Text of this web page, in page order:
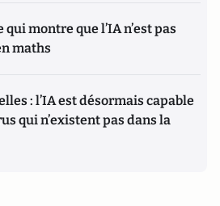
montre que l’IA n’est pas
maths
: l’IA est désormais capable
qui n’existent pas dans la